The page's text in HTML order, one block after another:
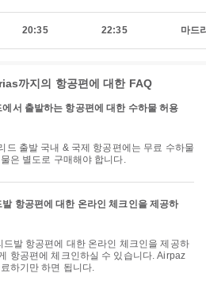
20:35 22:35 마드
까지의 항공편에 대한 FAQ
서 출발하는 항공편에 대한 수하물 허용
은 별도로 구매해야 합니다.
항공편에 대한 온라인 체크인을 제공하
항공편에 체크인하실 수 있습니다. Airpaz
하기만 하면 됩니다.